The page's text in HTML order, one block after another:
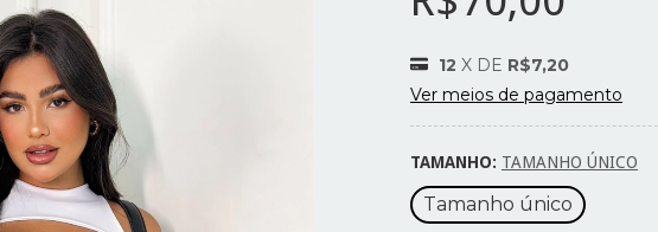
12 X DE R$7,20
Ver meios de pagamento
TAMANHO: TAMANHO ÚNICO
Tamanho único